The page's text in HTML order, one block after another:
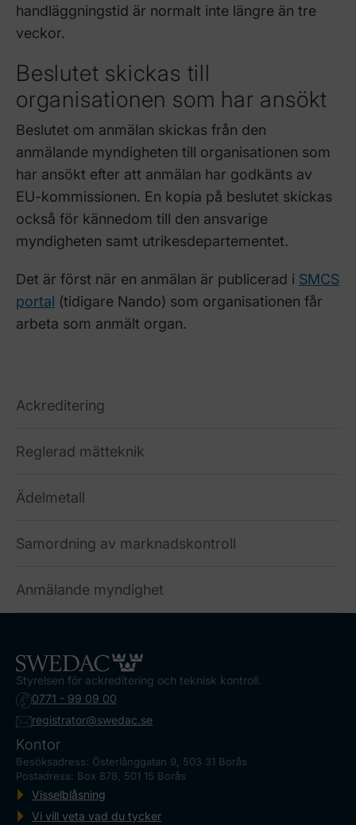
handläggningstid är normalt inte längre än tre
veckor.
Beslutet skickas till
organisationen som har ansökt
Beslutet om anmälan skickas från den
anmälande myndigheten till organisationen som
har ansökt efter att anmälan har godkänts av
EU-kommissionen. En kopia på beslutet skickas
också för kännedom till den ansvarige
myndigheten samt utrikesdepartementet.
Det är först när en anmälan är publicerad i SMCS
portal (tidigare Nando) som organisationen får
arbeta som anmält organ.
Ackreditering
Reglerad mätteknik
Ädelmetall
Samordning av marknadskontroll
Anmälande myndighet
Styrelsen för ackreditering och teknisk kontroll.
0771 - 99 09 00
registrator@swedac.se
Kontor
Besöksadress: Österlånggatan 9, 503 31 Borås
Postadress: Box 878, 501 15 Borås
Visselblåsning
Vi vill veta vad du tycker